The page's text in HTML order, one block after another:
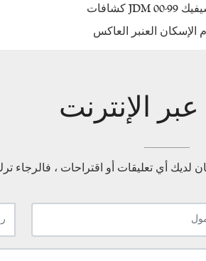
هوندا سيفيك 99-00 JDM كشافات
الإسكان العنبر العاكس
الإنترنت